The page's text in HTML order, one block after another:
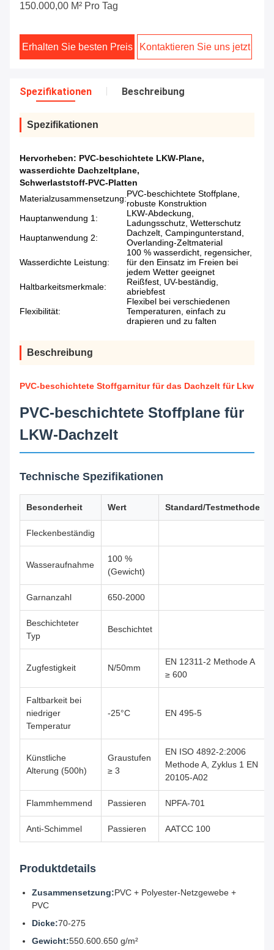
150.000,00 M² Pro Tag
Erhalten Sie besten Preis Kontaktieren Sie uns jetzt
Spezifikationen Beschreibung
Spezifikationen
Hervorheben: PVC-beschichtete LKW-Plane,
wasserdichte Dachzeltplane,
Schwerlaststoff-PVC-Platten
Materialzusammensetzung:PVC-beschichtete Stoffplane,
robuste Konstruktion
Hauptanwendung 1:
LKW-Abdeckung,
Ladungsschutz, Wetterschutz
Hauptanwendung 2:
Dachzelt, Campingunterstand,
Overlanding-Zeltmaterial
Wasserdichte Leistung:
100 % wasserdicht, regensicher,
für den Einsatz im Freien bei
jedem Wetter geeignet
Haltbarkeitsmerkmale:
Reißfest, UV-beständig,
abriebfest
Flexibilität:
Flexibel bei verschiedenen
Temperaturen, einfach zu
drapieren und zu falten
Beschreibung
PVC-beschichtete Stoffgarnitur für das Dachzelt für Lkw
PVC-beschichtete Stoffplane für
LKW-Dachzelt
Technische Spezifikationen
Besonderheit Wert Standard/Testmethode
Fleckenbeständig
Wasseraufnahme
100 %
(Gewicht)
Garnanzahl 650-2000
Beschichteter
Typ
Beschichtet
Zugfestigkeit N/50mm
EN 12311-2 Methode A
≥ 600
Faltbarkeit bei
niedriger
Temperatur
-25°C EN 495-5
Künstliche
Alterung (500h)
Graustufen
≥ 3
EN ISO 4892-2:2006
Methode A, Zyklus 1 EN
20105-A02
Flammhemmend Passieren NPFA-701
Anti-Schimmel Passieren AATCC 100
Produktdetails
Zusammensetzung:PVC + Polyester-Netzgewebe +
PVC
Dicke:70-275
Gewicht:550.600.650 g/m²